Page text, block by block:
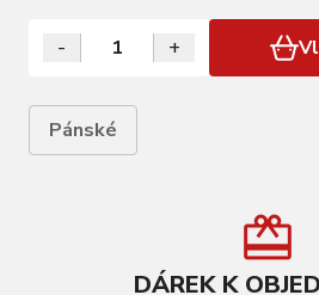
- +
Pánské
DÁREK K